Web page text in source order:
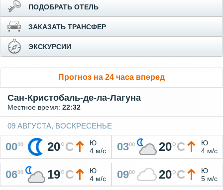
ПОДОБРАТЬ ОТЕЛЬ
ЗАКАЗАТЬ ТРАНСФЕР
ЭКСКУРСИИ
Прогноз на 24 часа вперед
Сан-Кристобаль-де-ла-Лагуна
Местное время: 22:32
09 АВГУСТА, ВОСКРЕСЕНЬЕ
0000 20°C
Ю
4 м/с
0300 20°C
Ю
4 м/с
0600 19°C
Ю
4 м/с
0900 20°C
Ю
5 м/с